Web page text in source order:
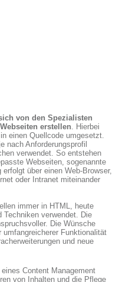
von den Spezialisten
erstellen. Hierbei
einen Quellcode umgesetzt.
nach Anforderungsprofil
verwendet. So entstehen
Webseiten, sogenannte
über einen Web-Browser,
oder Intranet miteinander
immer in HTML, heute
Techniken verwendet. Die
Die Wünsche
Funktionalität
und neue
Content Management
von Inhalten und die Pflege